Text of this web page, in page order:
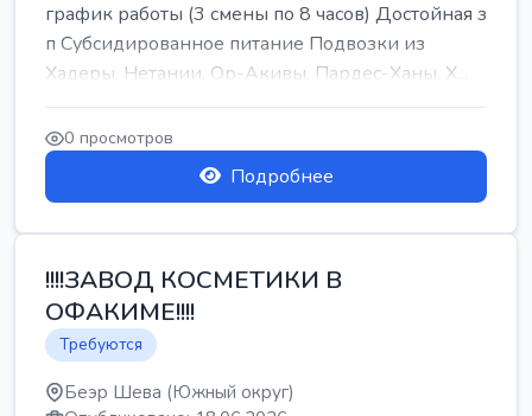
график работы (3 смены по 8 часов) Достойная з
п Субсидированное питание Подвозки из
Хадеры, Нетании, Ор-Акивы, Пардес-Ханы, Х...
0 просмотров
Подробнее
!!!!ЗАВОД КОСМЕТИКИ В
ОФАКИМЕ!!!!
Требуются
Беэр Шева (Южный округ)